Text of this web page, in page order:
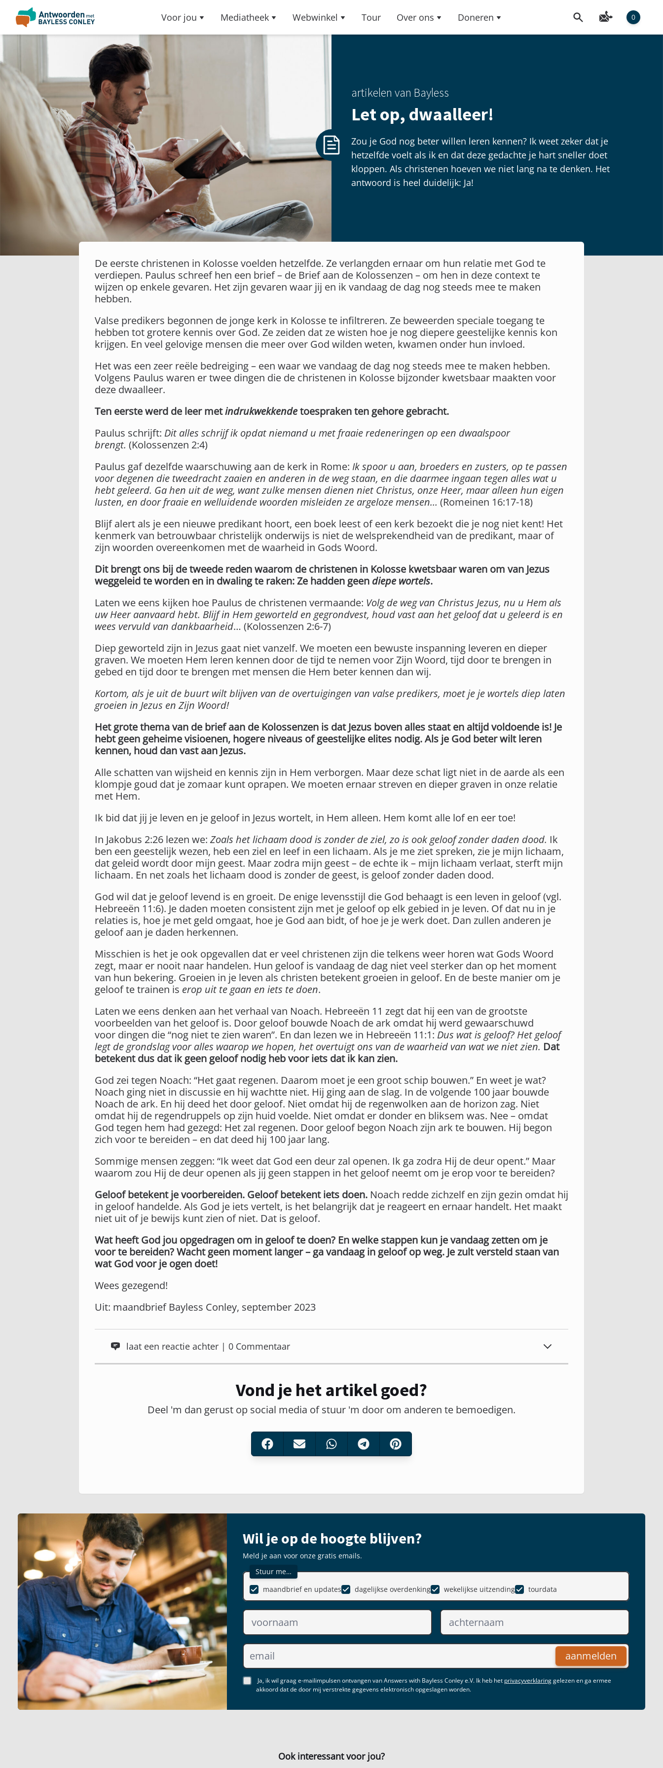
Voor jou Mediatheek Webwinkel Tour Over ons Doneren 0
artikelen van Bayless
Let op, dwaalleer!
Zou je God nog beter willen leren kennen? Ik weet zeker dat je
hetzelfde voelt als ik en dat deze gedachte je hart sneller doet
kloppen. Als christenen hoeven we niet lang na te denken. Het
antwoord is heel duidelijk: Ja!
De eerste christenen in Kolosse voelden hetzelfde. Ze verlangden ernaar om hun relatie met God te
verdiepen. Paulus schreef hen een brief – de Brief aan de Kolossenzen – om hen in deze context te
wijzen op enkele gevaren. Het zijn gevaren waar jij en ik vandaag de dag nog steeds mee te maken
hebben.
Valse predikers begonnen de jonge kerk in Kolosse te infiltreren. Ze beweerden speciale toegang te
hebben tot grotere kennis over God. Ze zeiden dat ze wisten hoe je nog diepere geestelijke kennis kon
krijgen. En veel gelovige mensen die meer over God wilden weten, kwamen onder hun invloed.
Het was een zeer reële bedreiging – een waar we vandaag de dag nog steeds mee te maken hebben.
Volgens Paulus waren er twee dingen die de christenen in Kolosse bijzonder kwetsbaar maakten voor
deze dwaalleer.
Ten eerste werd de leer metindrukwekkendetoespraken ten gehore gebracht.
Paulus schrijft: Dit alles schrijf ik opdat niemand u met fraaie redeneringen op een dwaalspoor
brengt. (Kolossenzen 2:4)
Paulus gaf dezelfde waarschuwing aan de kerk in Rome: Ik spoor u aan, broeders en zusters, op te passen
voor degenen die tweedracht zaaien en anderen in de weg staan, en die daarmee ingaan tegen alles wat u
hebt geleerd. Ga hen uit de weg, want zulke mensen dienen niet Christus, onze Heer, maar alleen hun eigen
lusten, en door fraaie en welluidende woorden misleiden ze argeloze mensen… (Romeinen 16:17-18)
Blijf alert als je een nieuwe predikant hoort, een boek leest of een kerk bezoekt die je nog niet kent! Het
kenmerk van betrouwbaar christelijk onderwijs is niet de welsprekendheid van de predikant, maar of
zijn woorden overeenkomen met de waarheid in Gods Woord.
Dit brengt ons bij de tweede reden waarom de christenen in Kolosse kwetsbaar waren om van Jezus
weggeleid te worden en in dwaling te raken: Ze hadden geen diepe wortels.
Laten we eens kijken hoe Paulus de christenen vermaande: Volg de weg van Christus Jezus, nu u Hem als
uw Heer aanvaard hebt. Blijf in Hem geworteld en gegrondvest, houd vast aan het geloof dat u geleerd is en
wees vervuld van dankbaarheid… (Kolossenzen 2:6-7)
Diep geworteld zijn in Jezus gaat niet vanzelf. We moeten een bewuste inspanning leveren en dieper
graven. We moeten Hem leren kennen door de tijd te nemen voor Zijn Woord, tijd door te brengen in
gebed en tijd door te brengen met mensen die Hem beter kennen dan wij.
Kortom, als je uit de buurt wilt blijven van de overtuigingen van valse predikers, moet je je wortels diep laten
groeien in Jezus en Zijn Woord!
Het grote thema van de brief aan de Kolossenzen is dat Jezus boven alles staat en altijd voldoende is! Je
hebt geen geheime visioenen, hogere niveaus of geestelijke elites nodig. Als je God beter wilt leren
kennen, houd dan vast aan Jezus.
Alle schatten van wijsheid en kennis zijn in Hem verborgen. Maar deze schat ligt niet in de aarde als een
klompje goud dat je zomaar kunt oprapen. We moeten ernaar streven en dieper graven in onze relatie
met Hem.
Ik bid dat jij je leven en je geloof in Jezus wortelt, in Hem alleen. Hem komt alle lof en eer toe!
In Jakobus 2:26 lezen we: Zoals het lichaam dood is zonder de ziel, zo is ook geloof zonder daden dood. Ik
ben een geestelijk wezen, heb een ziel en leef in een lichaam. Als je me ziet spreken, zie je mijn lichaam,
dat geleid wordt door mijn geest. Maar zodra mijn geest – de echte ik – mijn lichaam verlaat, sterft mijn
lichaam. En net zoals het lichaam dood is zonder de geest, is geloof zonder daden dood.
God wil dat je geloof levend is en groeit. De enige levensstijl die God behaagt is een leven in geloof (vgl.
Hebreeën 11:6). Je daden moeten consistent zijn met je geloof op elk gebied in je leven. Of dat nu in je
relaties is, hoe je met geld omgaat, hoe je God aan bidt, of hoe je je werk doet. Dan zullen anderen je
geloof aan je daden herkennen.
Misschien is het je ook opgevallen dat er veel christenen zijn die telkens weer horen wat Gods Woord
zegt, maar er nooit naar handelen. Hun geloof is vandaag de dag niet veel sterker dan op het moment
van hun bekering. Groeien in je leven als christen betekent groeien in geloof. En de beste manier om je
geloof te trainen is erop uit te gaan en iets te doen.
Laten we eens denken aan het verhaal van Noach. Hebreeën 11 zegt dat hij een van de grootste
voorbeelden van het geloof is. Door geloof bouwde Noach de ark omdat hij werd gewaarschuwd
voor dingen die “nog niet te zien waren”. En dan lezen we in Hebreeën 11:1: Dus wat is geloof? Het geloof
legt de grondslag voor alles waarop we hopen, het overtuigt ons van de waarheid van wat we niet zien. Dat
betekent dus dat ik geen geloof nodig heb voor iets dat ik kan zien.
God zei tegen Noach: “Het gaat regenen. Daarom moet je een groot schip bouwen.” En weet je wat?
Noach ging niet in discussie en hij wachtte niet. Hij ging aan de slag. In de volgende 100 jaar bouwde
Noach de ark. En hij deed het door geloof. Niet omdat hij de regenwolken aan de horizon zag. Niet
omdat hij de regendruppels op zijn huid voelde. Niet omdat er donder en bliksem was. Nee – omdat
God tegen hem had gezegd: Het zal regenen. Door geloof begon Noach zijn ark te bouwen. Hij begon
zich voor te bereiden – en dat deed hij 100 jaar lang.
Sommige mensen zeggen: “Ik weet dat God een deur zal openen. Ik ga zodra Hij de deur opent.” Maar
waarom zou Hij de deur openen als jij geen stappen in het geloof neemt om je erop voor te bereiden?
Geloof betekent je voorbereiden. Geloof betekent iets doen. Noach redde zichzelf en zijn gezin omdat hij
in geloof handelde. Als God je iets vertelt, is het belangrijk dat je reageert en ernaar handelt. Het maakt
niet uit of je bewijs kunt zien of niet. Dat is geloof.
Wat heeft God jou opgedragen om in geloof te doen? En welke stappen kun je vandaag zetten om je
voor te bereiden? Wacht geen moment langer – ga vandaag in geloof op weg. Je zult versteld staan van
wat God voor je ogen doet!
Wees gezegend!
Uit: maandbrief Bayless Conley, september 2023
laat een reactie achter | 0 Commentaar
Vond je het artikel goed?
Deel 'm dan gerust op social media of stuur 'm door om anderen te bemoedigen.
Wil je op de hoogte blijven?
Meld je aan voor onze gratis emails.
Stuur me…
maandbrief en updates
dagelijkse overdenking wekelijkse uitzending tourdata
aanmelden
Ja, ik wil graag e-mailimpulsen ontvangen van Answers with Bayless Conley e.V. Ik heb het privacyverklaringgelezen en ga ermee
akkoord dat de door mij verstrekte gegevens elektronisch opgeslagen worden.
Ook interessant voor jou?